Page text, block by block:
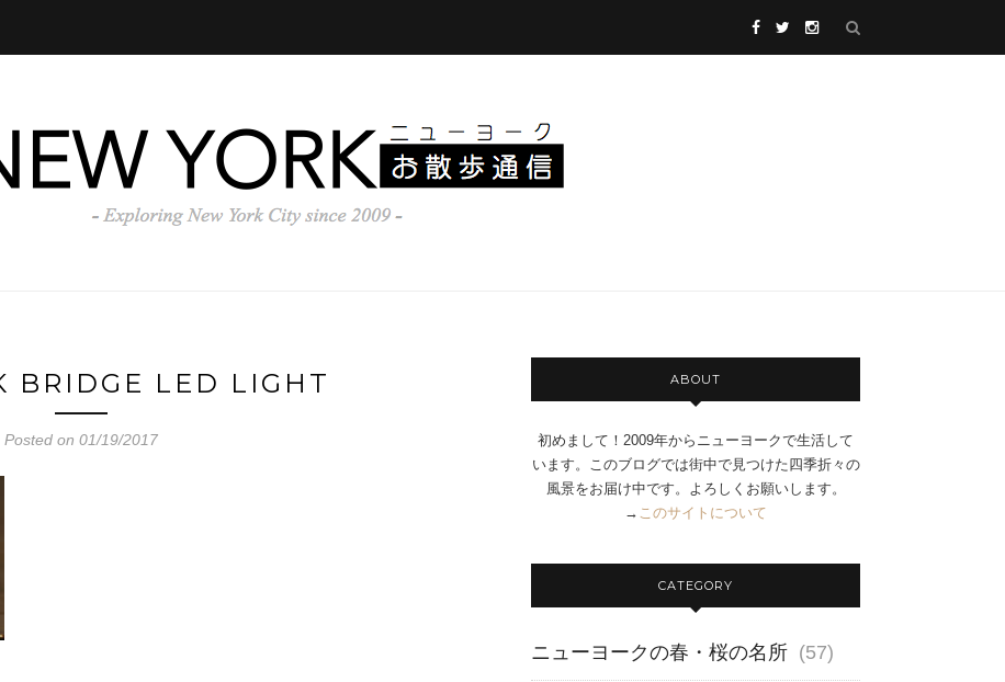
BRIDGE LED LIGHT
Posted on 01/19/2017
ABOUT
初めまして！2009年からニューヨークで生活して
います。このブログでは街中で見つけた四季折々の
風景をお届け中です。よろしくお願いします。
→ このサイトについて
CATEGORY
ニューヨークの春・桜の名所 (57)